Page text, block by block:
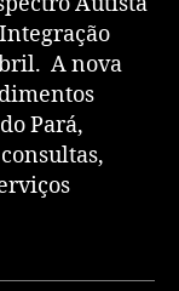
A nova
Pará,